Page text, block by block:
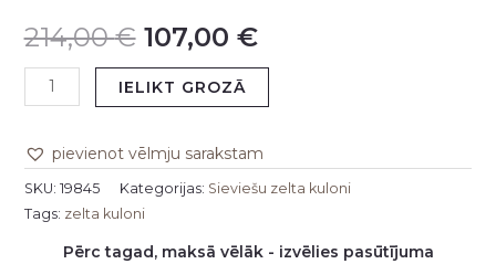
214,00€ 107,00 €
IELIKT GROZĀ
pievienot vēlmju sarakstam
SKU: 19845 Kategorijas: Sieviešu zelta kuloni
Tags: zelta kuloni
Pērc tagad, maksā vēlāk - izvēlies pasūtījuma